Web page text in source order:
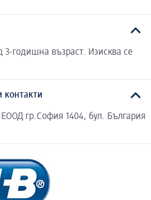
годишна възраст. Изисква се
контакти
гр.София 1404, бул. България